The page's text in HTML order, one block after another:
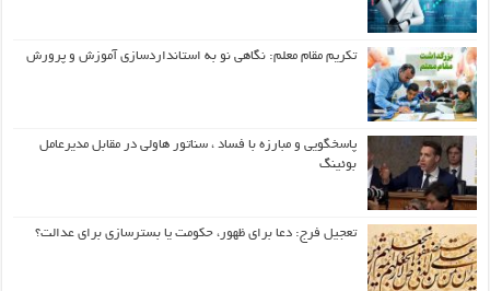
تکریم مقام معلم: نگاهی نو به استانداردسازی آموزش و پرورش
پاسخگویی و مبارزه با فساد ، سناتور هاولی در مقابل مدیرعامل
بوئینگ
تعجیل فرج: دعا برای ظهور، حکومت یا بسترسازی برای عدالت؟